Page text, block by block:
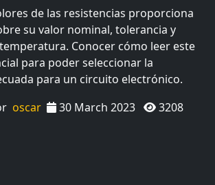
de las resistencias proporciona
su valor nominal, tolerancia y
Conocer cómo leer este
para poder seleccionar la
para un circuito electrónico.
oscar 30 March 2023
3208